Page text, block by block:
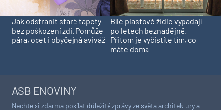
Jak odstranit staré tapety
bez poškození zdi. Pomůže
pára, ocet i obyčejná aviváž
Bílé plastové židle vypadají
po letech beznadějně.
Přitom je vyčistíte tím, co
máte doma
ASB ENOVINY
Nechte si zdarma posílat důležité zprávy ze světa architektury a